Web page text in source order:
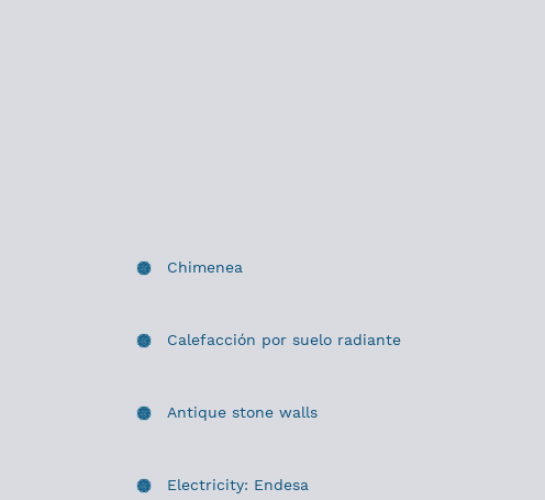
Chimenea
Calefacción por suelo radiante
Antique stone walls
Electricity: Endesa